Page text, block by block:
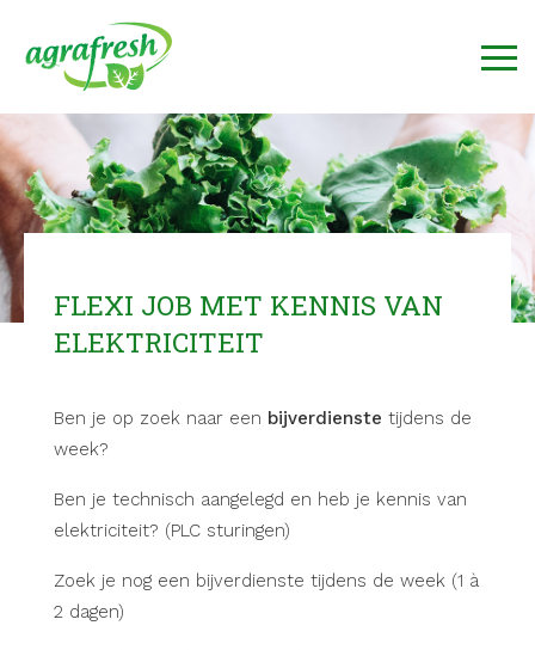
FLEXI JOB MET KENNIS VAN
ELEKTRICITEIT
Ben je op zoek naar een bijverdienste tijdens de
week?
Ben je technisch aangelegd en heb je kennis van
elektriciteit? (PLC sturingen)
Zoek je nog een bijverdienste tijdens de week (1 à
2 dagen)